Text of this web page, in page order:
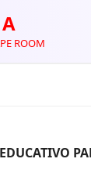
ROOM